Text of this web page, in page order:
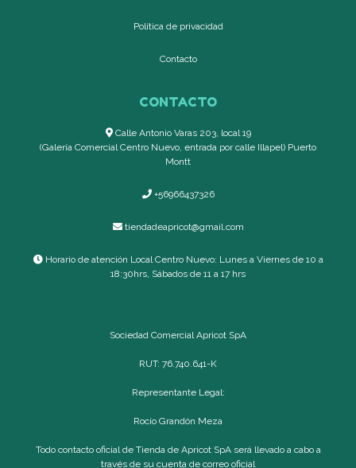
Política de privacidad
Contacto
CONTACTO
Calle Antonio Varas 203, local 19
(Galería Comercial Centro Nuevo, entrada por calle Illapel) Puerto
Montt
+56966437326
tiendadeapricot@gmail.com
Horario de atención Local Centro Nuevo: Lunes a Viernes de 10 a
18:30hrs, Sábados de 11 a 17 hrs
Sociedad Comercial Apricot SpA
RUT: 76.740.641-K
Representante Legal:
Rocío Grandón Meza
Todo contacto oficial de Tienda de Apricot SpA será llevado a cabo a
través de su cuenta de correo oficial